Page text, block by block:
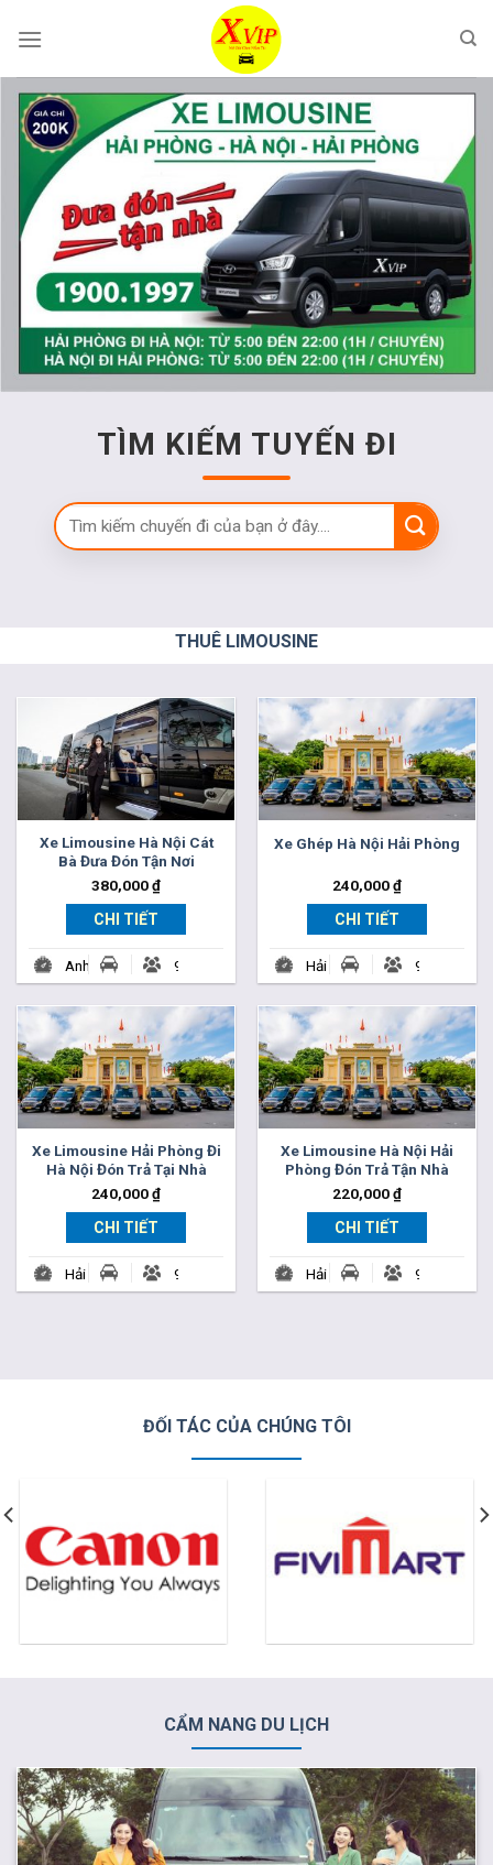
TÌM KIẾM TUYẾN ĐI
THUÊ LIMOUSINE
Xe Limousine Hà Nội Cát
Bà Đưa Đón Tận Nơi
380,000₫
CHI TIẾT
Anh
Huy
Đất
Cảng
9-
11
Xe Ghép Hà Nội Hải Phòng
240,000₫
CHI TIẾT
Hải
Phòng
Travel
9-
11-
25
Xe Limousine Hải Phòng Đi
Hà Nội Đón Trả Tại Nhà
240,000₫
CHI TIẾT
Hải
Phòng
9,
11,
Xe Limousine Hà Nội Hải
Phòng Đón Trả Tận Nhà
220,000₫
CHI TIẾT
Hải
Phòng
9,
11,
ĐỐI TÁC CỦA CHÚNG TÔI
CẨM NANG DU LỊCH